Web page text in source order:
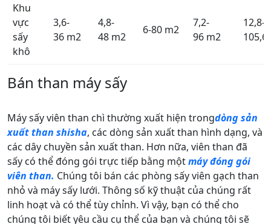
Khu
vực
sấy
khô
3,6-
36 m2
4,8-
48 m2
6-80 m2
7,2-
96 m2
12,8-
105,6
Bán than máy sấy
Máy sấy viên than chì thường xuất hiện trongdòng sản
xuất than shisha, các dòng sản xuất than hình dạng, và
các dây chuyền sản xuất than. Hơn nữa, viên than đã
sấy có thể đóng gói trực tiếp bằng mộtmáy đóng gói
viên than. Chúng tôi bán các phòng sấy viên gạch than
nhỏ và máy sấy lưới. Thông số kỹ thuật của chúng rất
linh hoạt và có thể tùy chỉnh. Vì vậy, bạn có thể cho
chúng tôi biết yêu cầu cụ thể của bạn và chúng tôi sẽ